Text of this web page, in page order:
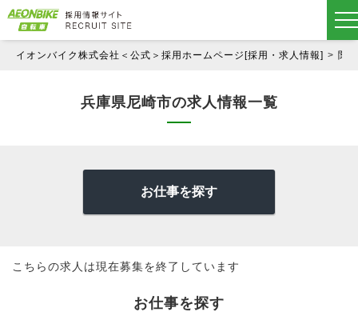
イオンバイク株式会社＜公式＞採用ホームページ[採用・求人情報] 関西
兵庫県尼崎市の求人情報一覧
お仕事を探す
こちらの求人は現在募集を終了しています
お仕事を探す